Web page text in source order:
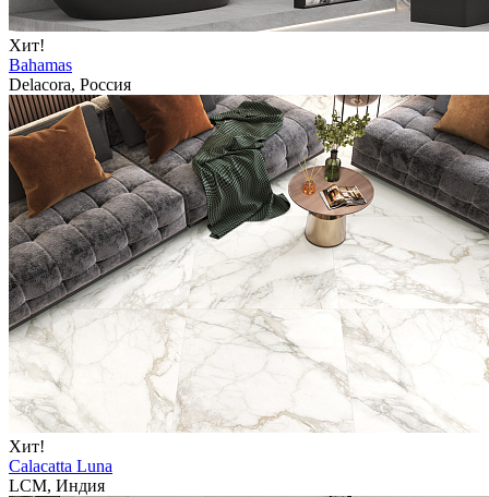
Хит!
Bahamas
Delacora, Россия
Хит!
Calacatta Luna
LCM, Индия